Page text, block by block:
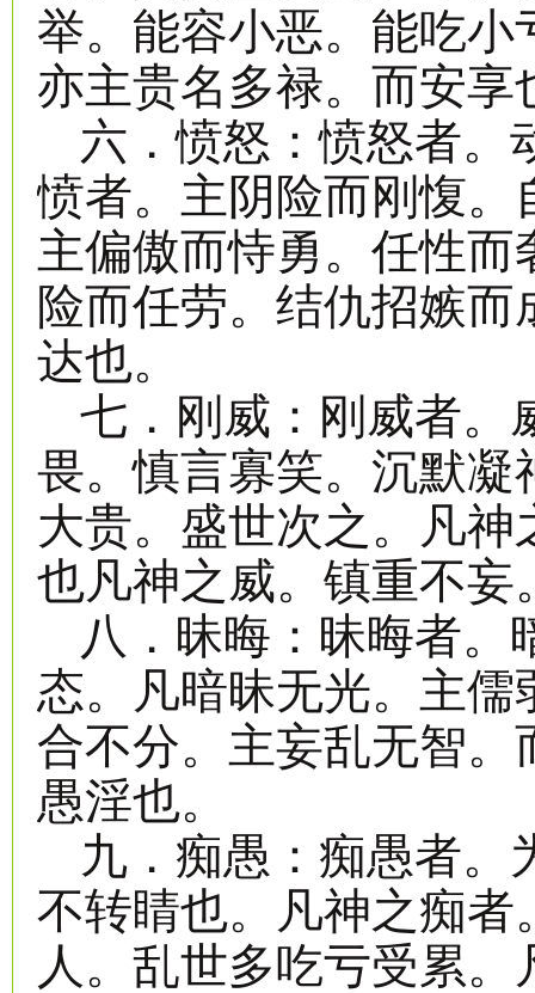
举。能容小恶。能吃
亦主贵名多禄。而安享
六．愤怒：愤怒者。
愤者。主阴险而刚愎
主偏傲而恃勇。任性
险而任劳。结仇招嫉
达也。
七．刚威：刚威者。
畏。慎言寡笑。沉默
大贵。盛世次之。凡
也凡神之威。镇重不妄
八．昧晦：昧晦者。
态。凡暗昧无光。主
合不分。主妄乱无智
愚淫也。
九．痴愚：痴愚者。
不转睛也。凡神之痴
人。乱世多吃亏受累